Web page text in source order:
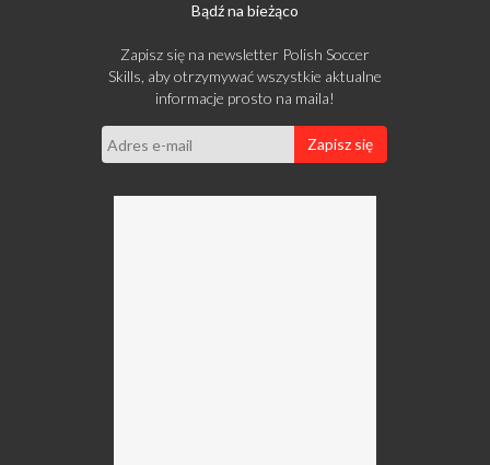
Bądź na bieżąco
Zapisz się na newsletter Polish Soccer
Skills, aby otrzymywać wszystkie aktualne
informacje prosto na maila!
Zapisz się